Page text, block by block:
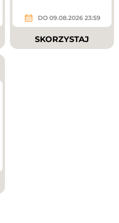
DO 09.08.2026 23:59
SKORZYSTAJ